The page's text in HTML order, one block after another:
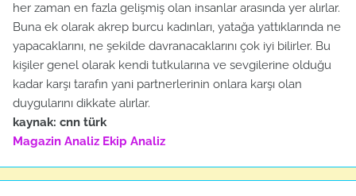
her zaman en fazla gelişmiş olan insanlar arasında yer alırlar.
Buna ek olarak akrep burcu kadınları, yatağa yattıklarında ne
yapacaklarını, ne şekilde davranacaklarını çok iyi bilirler. Bu
kişiler genel olarak kendi tutkularına ve sevgilerine olduğu
kadar karşı tarafın yani partnerlerinin onlara karşı olan
duygularını dikkate alırlar.
kaynak: cnn türk
Magazin Analiz Ekip Analiz